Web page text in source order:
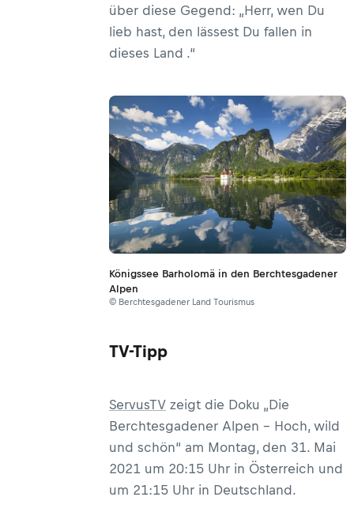
über diese Gegend: „Herr, wen Du
lieb hast, den lässest Du fallen in
dieses Land .“
Königssee Barholomä in den Berchtesgadener
Alpen
© Berchtesgadener Land Tourismus
TV-Tipp
ServusTV zeigt die Doku „Die
Berchtesgadener Alpen – Hoch, wild
und schön“ am Montag, den 31. Mai
2021 um 20:15 Uhr in Österreich und
um 21:15 Uhr in Deutschland.